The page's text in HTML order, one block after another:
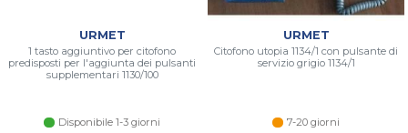
URMET
1 tasto aggiuntivo per citofono
predisposti per l'aggiunta dei pulsanti
supplementari 1130/100
Disponibile 1-3 giorni
URMET
Citofono utopia 1134/1 con pulsante di
servizio grigio 1134/1
7-20 giorni